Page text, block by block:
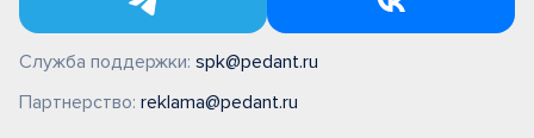
Служба поддержки: spk@pedant.ru
Партнерство: reklama@pedant.ru